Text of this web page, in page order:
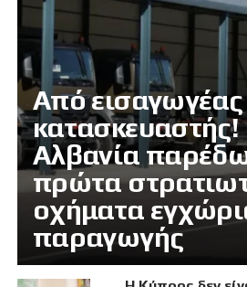
Από
Αλβανία
πρώτα
οχήματα
παραγωγής